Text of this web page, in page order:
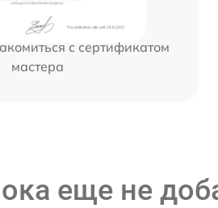
с сертификатом
мастера
еще не